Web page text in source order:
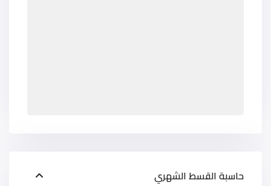
حاسبة القسط الشهري